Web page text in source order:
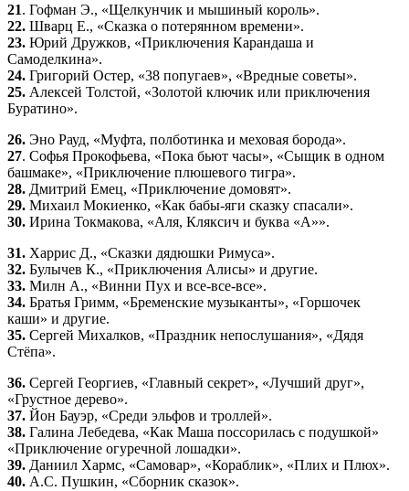
21. Гофман Э., «Щелкунчик и мышиный король».
22. Шварц Е., «Сказка о потерянном времени».
23. Юрий Дружков, «Приключения Карандаша и
Самоделкина».
24. Григорий Остер, «38 попугаев», «Вредные советы».
25. Алексей Толстой, «Золотой ключик или приключения
Буратино».
26. Эно Рауд, «Муфта, полботинка и меховая борода».
27. Софья Прокофьева, «Пока бьют часы», «Сыщик в одном
башмаке», «Приключение плюшевого тигра».
28. Дмитрий Емец, «Приключение домовят».
29. Михаил Мокиенко, «Как бабы-яги сказку спасали».
30. Ирина Токмакова, «Аля, Кляксич и буква «А»».
31. Харрис Д., «Сказки дядюшки Римуса».
32. Булычев К., «Приключения Алисы» и другие.
33. Милн А., «Винни Пух и все-все-все».
34. Братья Гримм, «Бременские музыканты», «Горшочек
каши» и другие.
35. Сергей Михалков, «Праздник непослушания», «Дядя
Стёпа».
36. Сергей Георгиев, «Главный секрет», «Лучший друг»,
«Грустное дерево».
37. Йон Бауэр, «Среди эльфов и троллей».
38. Галина Лебедева, «Как Маша поссорилась с подушкой»
«Приключение огуречной лошадки».
39. Даниил Хармс, «Самовар», «Кораблик», «Плих и Плюх».
40. А.С. Пушкин, «Сборник сказок».